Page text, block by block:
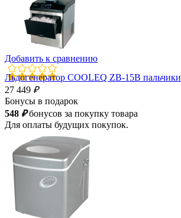
Добавить к сравнению
Льдогенератор COOLEQ ZB-15B пальчики
27 449 ₽
Бонусы в подарок
548 ₽бонусов за покупку товара
Для оплаты будущих покупок.